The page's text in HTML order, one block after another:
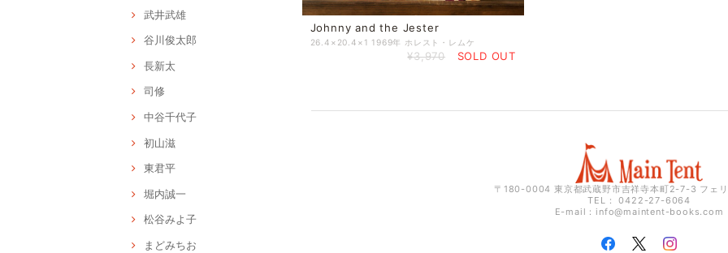
武井武雄
谷川俊太郎
長新太
司修
中谷千代子
初山滋
東君平
堀内誠一
松谷みよ子
まどみちお
Johnny and the Jester
26.4×20.4×1 1969年 ホレスト・レムケ
¥3,970 SOLD OUT
〒180-0004 東京都武蔵野市吉祥寺本町2-7-3 フェ
TEL： 0422-27-6064
E-mail： info@maintent-books.com